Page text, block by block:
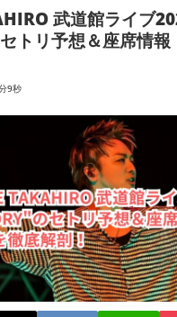
武道館ライブ
トリ予想＆座席情報
9秒